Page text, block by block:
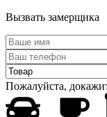
Вызвать замерщика
Пожалуйста,